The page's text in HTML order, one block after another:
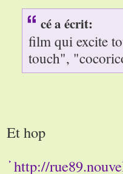
cé a écrit:
film qui excite
touch",
Et hop
http://